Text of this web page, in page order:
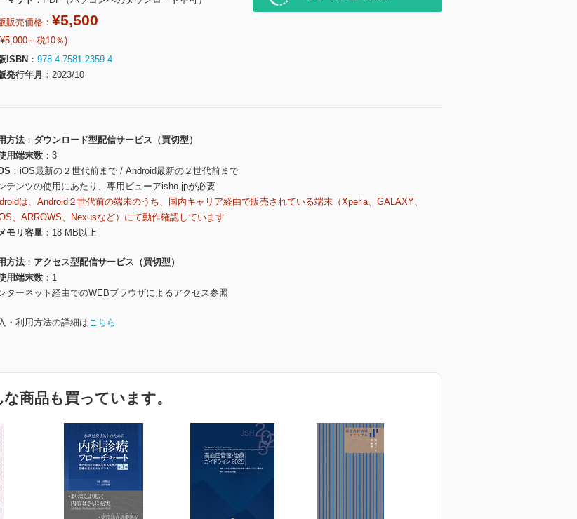
販売価格： ¥5,500
＋税10％)
ISBN
978-4-7581-2359-4
発行年月
2023/10
方法
ダウンロード型配信サービス（買切型）
用端末数
3
iOS最新の２世代前まで / Android最新の２世代前まで
テンツの使用にあたり、専用ビューアisho.jpが必要
は、Android２世代前の端末のうち、国内キャリア経由で販売されている端末（Xperia、GALAXY、
、ARROWS、Nexusなど）にて動作確認しています
モリ容量
18 MB以上
方法
アクセス型配信サービス（買切型）
用端末数
1
ターネット経由でのWEBブラウザによるアクセス参照
・利用方法の詳細はこちら
商品も買っています。